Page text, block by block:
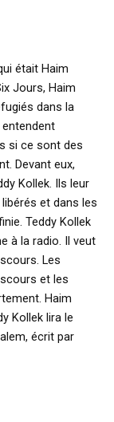
était Haim
Jours, Haim
dans la
si ce sont des
Devant eux,
Kollek. Ils leur
et dans les
Teddy Kollek
à la radio. Il veut
Les
et les
Haim
Kollek lira le
écrit par